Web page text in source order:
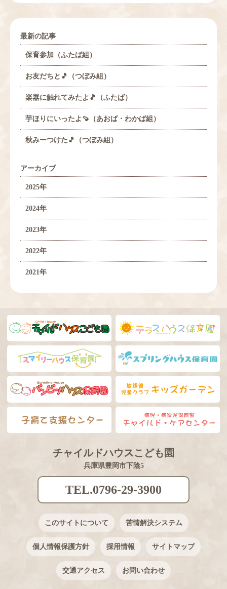
最新の記事
保育参加（ふたば組）
お友だちと🎵（つぼみ組）
楽器に触れてみたよ🎵（ふたば）
芋ほりにいったよ🍠（あおば・わかば組）
秋みーつけた🎵（つぼみ組）
アーカイブ
2025年
2024年
2023年
2022年
2021年
チャイルドハウスこども園
兵庫県豊岡市下陰5
TEL.0796-29-3900
このサイトについて 苦情解決システム
個人情報保護方針 採用情報 サイトマップ
交通アクセス お問い合わせ